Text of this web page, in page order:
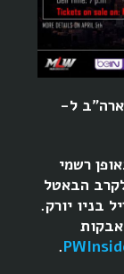
ל-
רשמי
הבאטל
שיתרחש ב-5 לאפריל בניו יורק.
.